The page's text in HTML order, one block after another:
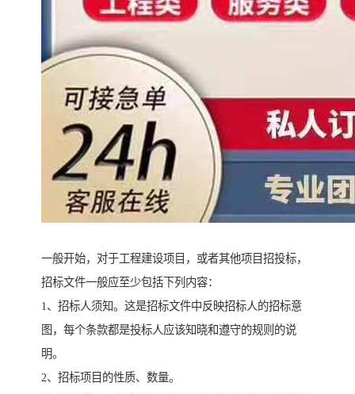
一般开始，对于工程建设项目，或者其他项目招投标，
招标文件一般应至少包括下列内容：
1、招标人须知。这是招标文件中反映招标人的招标意
图，每个条款都是投标人应该知晓和遵守的规则的说
明。
2、招标项目的性质、数量。